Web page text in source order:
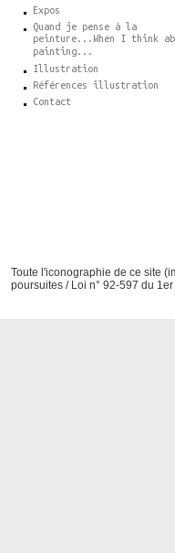
Expos
Quand je pense à la
peinture...When I think
painting...
Illustration
Références illustration
Contact
Toute l'iconographie de ce site
poursuites / Loi n° 92-597 du